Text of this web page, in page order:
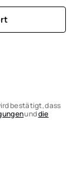
bestätigt, dass
unddie